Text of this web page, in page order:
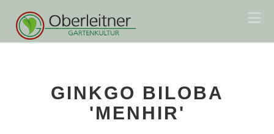
GINKGO BILOBA
'MENHIR'